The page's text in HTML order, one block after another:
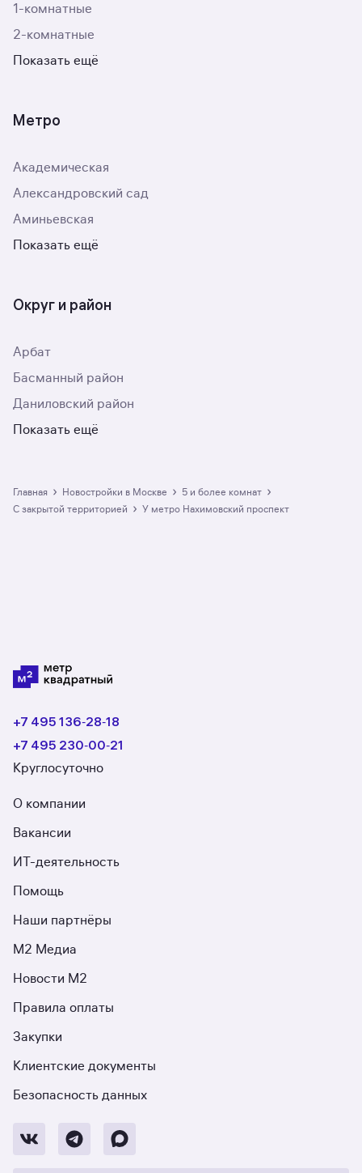
1-комнатные
2-комнатные
Показать ещё
Метро
Академическая
Александровский сад
Аминьевская
Показать ещё
Округ и район
Арбат
Басманный район
Даниловский район
Показать ещё
Главная › Новостройки в Москве › 5 и более комнат ›
с закрытой территорией › у метро Нахимовский проспект
+7 495 136‑28‑18
+7 495 230‑00‑21
Круглосуточно
О компании
Вакансии
ИТ-деятельность
Помощь
Наши партнёры
М2 Медиа
Новости М2
Правила оплаты
Закупки
Клиентские документы
Безопасность данных